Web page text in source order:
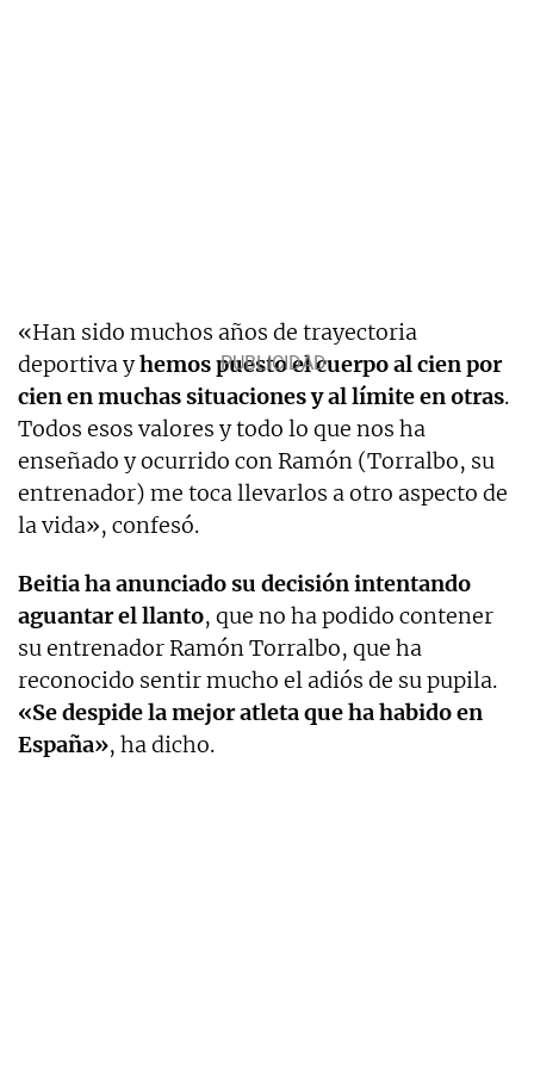
«Han sido muchos años de trayectoria
deportiva yhemos puesto el cuerpo al cien por
cien en muchas situaciones y al límite en otras.
Todos esos valores y todo lo que nos ha
enseñado y ocurrido con Ramón (Torralbo, su
entrenador) me toca llevarlos a otro aspecto de
la vida», confesó.
Beitia ha anunciado su decisión intentando
aguantar el llanto, que no ha podido contener
su entrenador Ramón Torralbo, que ha
reconocido sentir mucho el adiós de su pupila.
«Se despide la mejor atleta que ha habido en
España», ha dicho.